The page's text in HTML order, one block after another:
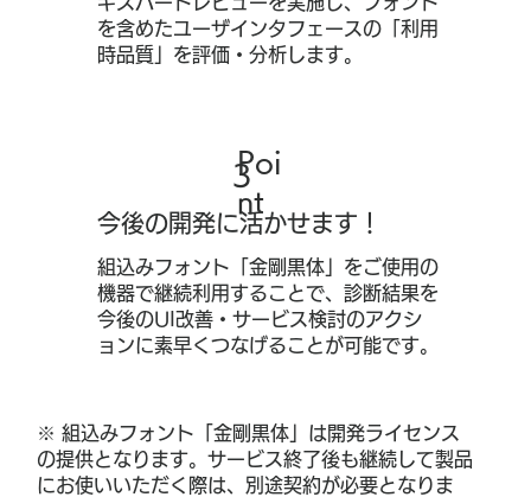
を含めたユーザインタフェースの「利用
時品質」を評価・分析します。
Poi
nt
3​
今後の開発に活かせます！
組込みフォント「金剛黒体」をご使用の
機器で継続利用することで、診断結果を
今後のUI改善・サービス検討のアクシ
ョンに素早くつなげることが可能です。
※ 組込みフォント「金剛黒体」は開発ライセンス
の提供となります。サービス終了後も継続して製品
にお使いいただく際は、別途契約が必要となりま